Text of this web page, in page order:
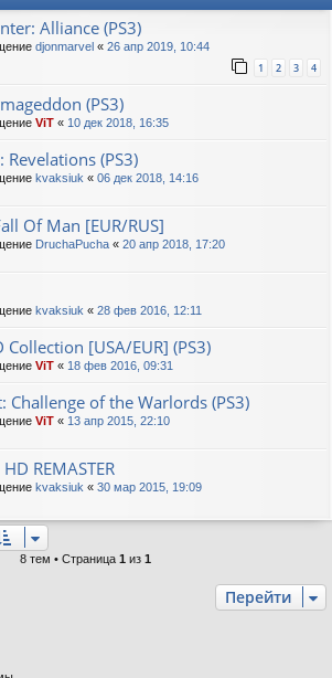
Alliance (PS3)
djonmarvel « 26 апр 2019, 10:44
1 2 3 4
(PS3)
ViT « 10 дек 2018, 16:35
Revelations (PS3)
kvaksiuk « 06 дек 2018, 14:16
Of Man [EUR/RUS]
DruchaPucha « 20 апр 2018, 17:20
kvaksiuk « 28 фев 2016, 12:11
[USA/EUR] (PS3)
ViT « 18 фев 2016, 09:31
Challenge of the Warlords (PS3)
ViT « 13 апр 2015, 22:10
REMASTER
kvaksiuk « 30 мар 2015, 19:09
8 тем • Страница 1 из 1
Перейти